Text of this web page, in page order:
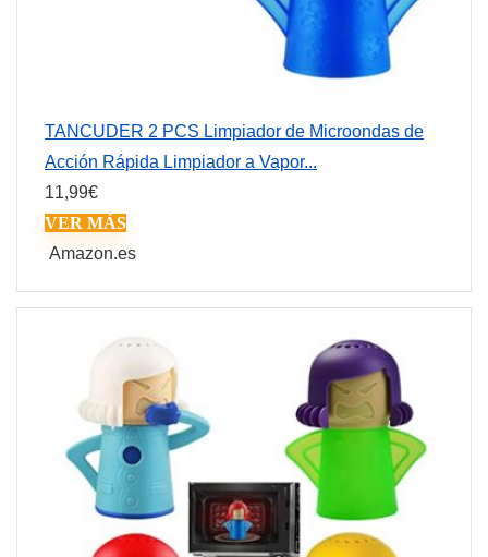
TANCUDER 2 PCS Limpiador de Microondas de
Acción Rápida Limpiador a Vapor...
11,99€
VER MÁS
Amazon.es